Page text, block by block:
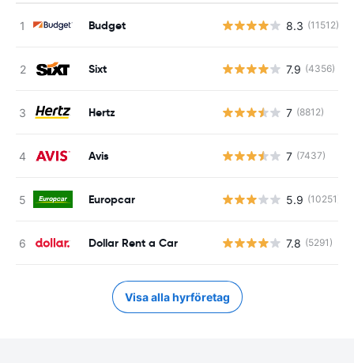
Budget 8.3 (11512)
Sixt 7.9 (4356)
Hertz 7 (8812)
Avis 7 (7437)
Europcar 5.9 (10251)
Dollar Rent a Car 7.8 (5291)
Visa alla hyrföretag